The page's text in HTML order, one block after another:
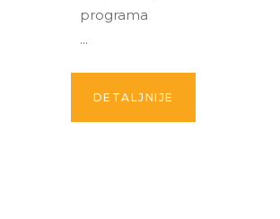
programa
DETALJNIJE